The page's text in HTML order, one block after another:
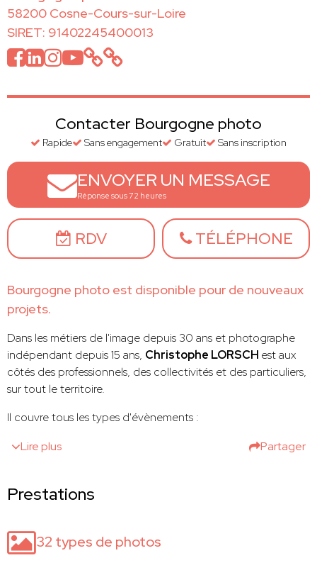
58200 Cosne-Cours-sur-Loire
SIRET: 91402245400013
Contacter Bourgogne photo
Rapide Sans engagement Gratuit Sans inscription
ENVOYER UN MESSAGE
Réponse sous 72 heures
RDV TÉLÉPHONE
Bourgogne photo est disponible pour de nouveaux
projets.
Dans les métiers de l'image depuis 30 ans et photographe
indépendant depuis 15 ans, Christophe LORSCH est aux
côtés des professionnels, des collectivités et des particuliers,
sur tout le territoire.
Il couvre tous les types d'évènements :
Lire plus
Partager
Prestations
32 types de photos